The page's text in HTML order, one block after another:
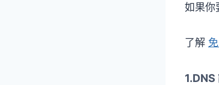
如果你
了解
1.DNS